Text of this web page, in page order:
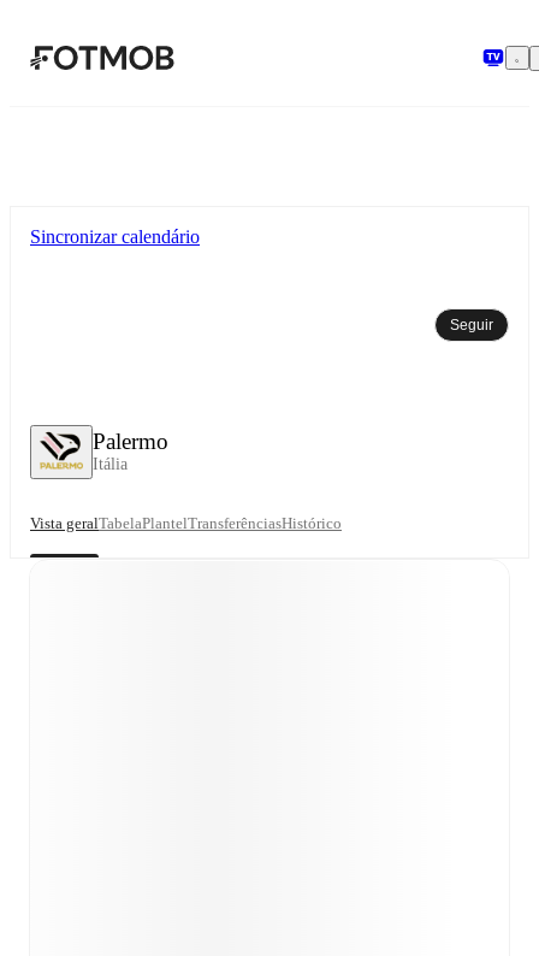
Palermo
Itália
Sincronizar calendário
Seguir
Vista geralTabelaPlantelTransferênciasHistórico